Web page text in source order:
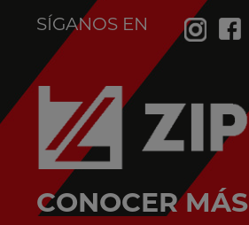
SÍGANOS EN
CONOCER MÁS